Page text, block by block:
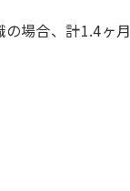
場合、計1.4ヶ月